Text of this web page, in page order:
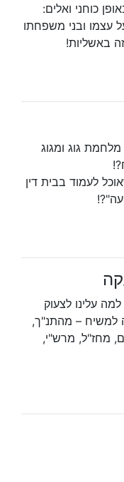
כוחני ואלים:
עצמו ובני משפחתו
באשליות!
גוג ומגוג
לעמוד בבית דין
עלינו לצעוק
למשיח – מהתנ"ך,
מחז"ל, מרש"י,